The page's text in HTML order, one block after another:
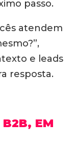
passo.
atendem
e leads
resposta.
B2B, EM